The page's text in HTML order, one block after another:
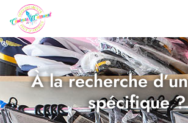
À la recherche
spécifique ?